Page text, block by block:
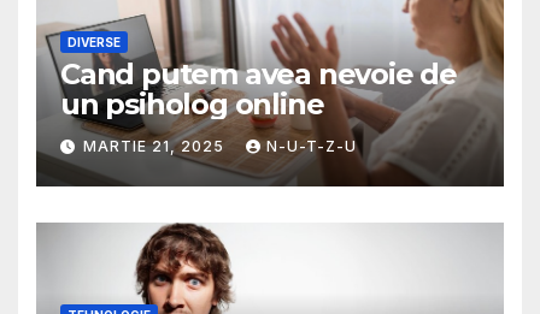
DIVERSE
Cand putem avea nevoie de
un psiholog online
MARTIE 21, 2025 N-U-T-Z-U